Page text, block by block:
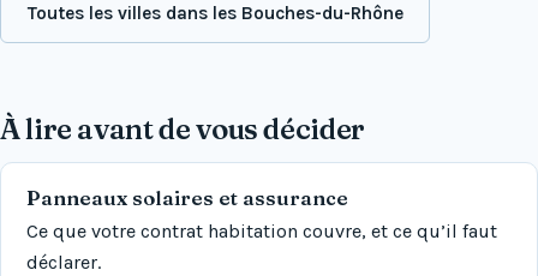
Toutes les villes dans les Bouches-du-Rhône
À lire avant de vous décider
Panneaux solaires et assurance
Ce que votre contrat habitation couvre, et ce qu’il faut
déclarer.